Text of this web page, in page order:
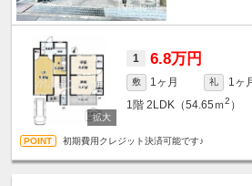
1 6.8万円
敷 1ヶ月 礼
1ヶ
1階 2LDK（54.65ｍ2 ）
初期費用クレジット決済可能です♪